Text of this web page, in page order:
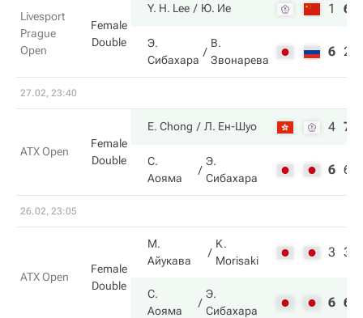
Livesport
Prague
Open
Female
Double
Y. H. Lee Ю. Ие 1 6
Э.
Сибахара
В.
Звонарева
6 2
27.02, 23:40
ATX Open
Female
Double
E. Chong Л. Ен-Шуо 4 7
С.
Аояма
Э.
Сибахара
6 6
26.02, 23:05
ATX Open
Female
Double
М.
Айукава
K.
Morisaki
3 3
С.
Аояма
Э.
Сибахара
6 6